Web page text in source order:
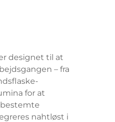
designet til at
– fra
for at
nahtløst i